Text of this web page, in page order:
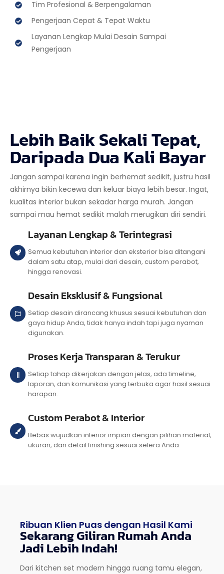
Tim Profesional & Berpengalaman
Pengerjaan Cepat & Tepat Waktu
Layanan Lengkap Mulai Desain Sampai
Pengerjaan
Lebih Baik Sekali Tepat,
Daripada Dua Kali Bayar
Jangan sampai karena ingin berhemat sedikit, justru hasil
akhirnya bikin kecewa dan keluar biaya lebih besar. Ingat,
kualitas interior bukan sekadar harga murah. Jangan
sampai mau hemat sedikit malah merugikan diri sendiri.
Layanan Lengkap & Terintegrasi
Semua kebutuhan interior dan eksterior bisa ditangani
dalam satu atap, mulai dari desain, custom perabot,
hingga renovasi.
Desain Eksklusif & Fungsional
Setiap desain dirancang khusus sesuai kebutuhan dan
gaya hidup Anda, tidak hanya indah tapi juga nyaman
digunakan.
Proses Kerja Transparan & Terukur
Setiap tahap dikerjakan dengan jelas, ada timeline,
laporan, dan komunikasi yang terbuka agar hasil sesuai
harapan.
Custom Perabot & Interior
Bebas wujudkan interior impian dengan pilihan material,
ukuran, dan detail finishing sesuai selera Anda.
Ribuan Klien Puas dengan Hasil Kami
Sekarang Giliran Rumah Anda
Jadi Lebih Indah!
Dari kitchen set modern hingga ruang tamu elegan,